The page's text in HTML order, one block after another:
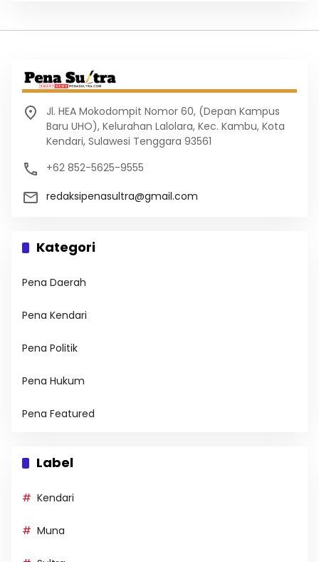
Jl. HEA Mokodompit Nomor 60, (Depan Kampus
Baru UHO), Kelurahan Lalolara, Kec. Kambu, Kota
Kendari, Sulawesi Tenggara 93561
+62 852-5625-9555
redaksipenasultra@gmail.com
Kategori
Pena Daerah
Pena Kendari
Pena Politik
Pena Hukum
Pena Featured
Label
Kendari
Muna